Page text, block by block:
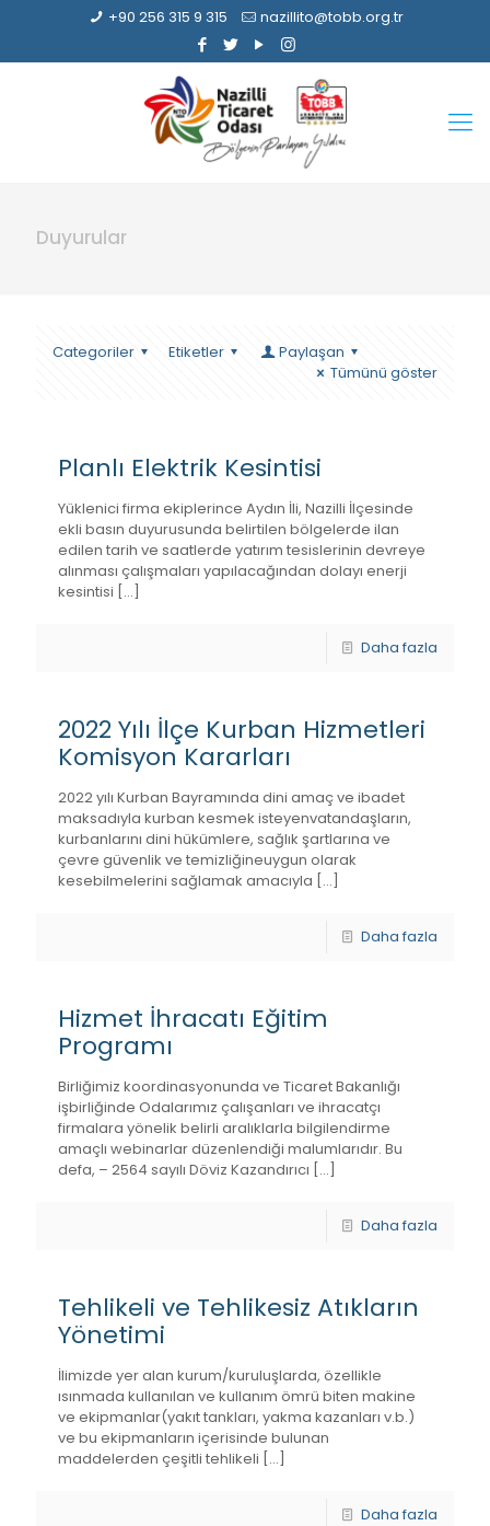
+90 256 315 9 315 nazillito@tobb.org.tr
Duyurular
Categoriler Etiketler
Paylaşan
Tümünü göster
Planlı Elektrik Kesintisi
Yüklenici firma ekiplerince Aydın İli, Nazilli İlçesinde
ekli basın duyurusunda belirtilen bölgelerde ilan
edilen tarih ve saatlerde yatırım tesislerinin devreye
alınması çalışmaları yapılacağından dolayı enerji
kesintisi […]
Daha fazla
2022 Yılı İlçe Kurban Hizmetleri
Komisyon Kararları
2022 yılı Kurban Bayramında dini amaç ve ibadet
maksadıyla kurban kesmek isteyenvatandaşların,
kurbanlarını dini hükümlere, sağlık şartlarına ve
çevre güvenlik ve temizliğineuygun olarak
kesebilmelerini sağlamak amacıyla […]
Daha fazla
Hizmet İhracatı Eğitim
Programı
Birliğimiz koordinasyonunda ve Ticaret Bakanlığı
işbirliğinde Odalarımız çalışanları ve ihracatçı
firmalara yönelik belirli aralıklarla bilgilendirme
amaçlı webinarlar düzenlendiği malumlarıdır. Bu
defa, – 2564 sayılı Döviz Kazandırıcı […]
Daha fazla
Tehlikeli ve Tehlikesiz Atıkların
Yönetimi
İlimizde yer alan kurum/kuruluşlarda, özellikle
ısınmada kullanılan ve kullanım ömrü biten makine
ve ekipmanlar(yakıt tankları, yakma kazanları v.b.)
ve bu ekipmanların içerisinde bulunan
maddelerden çeşitli tehlikeli […]
Daha fazla